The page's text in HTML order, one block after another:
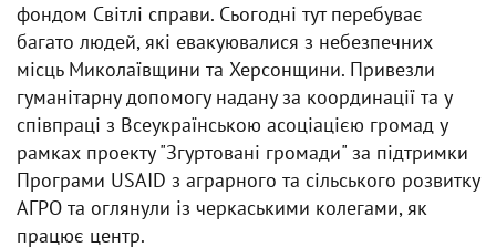
фондом Світлі справи. Сьогодні тут перебуває
багато людей, які евакуювалися з небезпечних
місць Миколаївщини та Херсонщини. Привезли
гуманітарну допомогу надану за координації та у
співпраці з Всеукраїнською асоціацією громад у
рамках проекту "Згуртовані громади" за підтримки
Програми USAID з аграрного та сільського розвитку
АГРО та оглянули із черкаськими колегами, як
працює центр.